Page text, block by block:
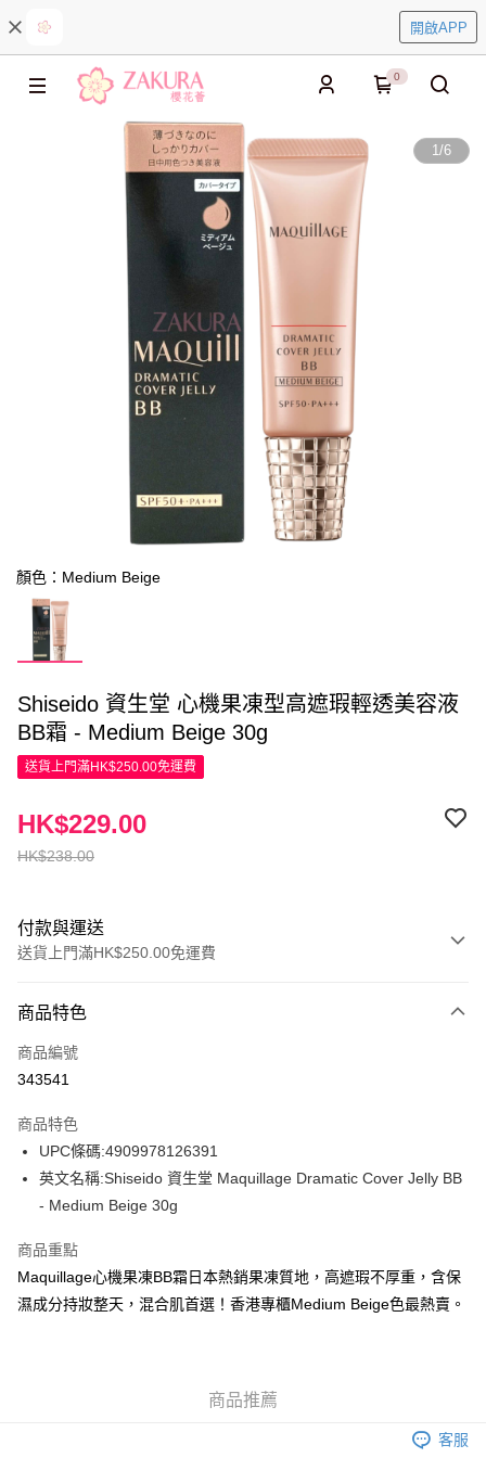
開啟APP
0
1/6
顏色：Medium Beige
Shiseido 資生堂 心機果凍型高遮瑕輕透美容液
BB霜 - Medium Beige 30g
送貨上門滿HK$250.00免運費
HK$238.00
HK$229.00
付款與運送
送貨上門滿HK$250.00免運費
信用卡
Apple Pay
WeChat Pay
送貨方式
付款後門市自取，訂單確認後2-4個工作天到店，7天內取。逾期後
商品特色
商品編號
343541
商品特色
UPC條碼:4909978126391
英文名稱:Shiseido 資生堂 Maquillage Dramatic Cover Jelly BB
- Medium Beige 30g
商品重點
Maquillage心機果凍BB霜日本熱銷果凍質地，高遮瑕不厚重，含保
濕成分持妝整天，混合肌首選！香港專櫃Medium Beige色最熱賣。
商品推薦
客服